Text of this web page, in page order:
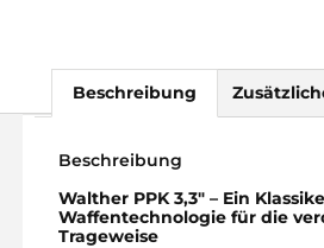
Beschreibung
Beschreibung
Walther PPK 3,3″ – Ein
Waffentechnologie für die
Trageweise